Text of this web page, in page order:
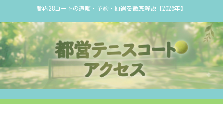
都内28コートの道順・予約・抽選を徹底解説【2026年】